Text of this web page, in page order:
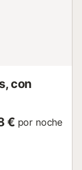
con
€ por noche